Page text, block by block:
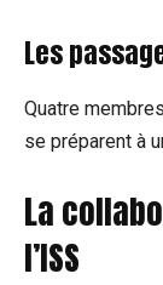
Les
Quatre
se préparent à
La
l’ISS